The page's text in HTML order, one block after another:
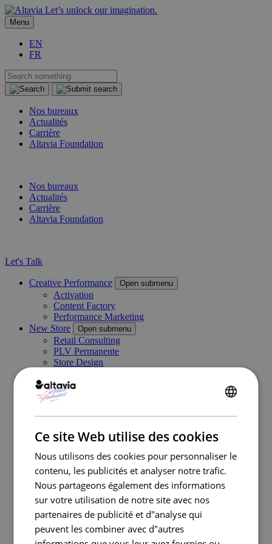
Let’s unlock our imagination.
Menu
EN
FR
Nos bureaux
Actualités
Carrière
Altavia Foundation
Nos bureaux
Actualités
Carrière
Altavia Foundation
Let's Talk
Creative Performance Open submenu
Activation
Content Factory
Performance Marketing
New Store
Open submenu
Retail Consulting
PLV Permanente
Store Design
Category Management
Digital In Store
Marketing Execution Services
Consulting
Kazaar Automation Platform
Complex Project
Cas clients
Industries
Retail
Travel Retail
Banque
Énergie
Automobile
Santé
Ce site Web utilise des cookies
Nous utilisons des cookies pour personnaliser le
contenu, les publicités et analyser notre trafic.
Nous partageons également des informations
sur votre utilisation de notre site avec nos
partenaires de publicité et d"analyse qui
peuvent les combiner avec d"autres